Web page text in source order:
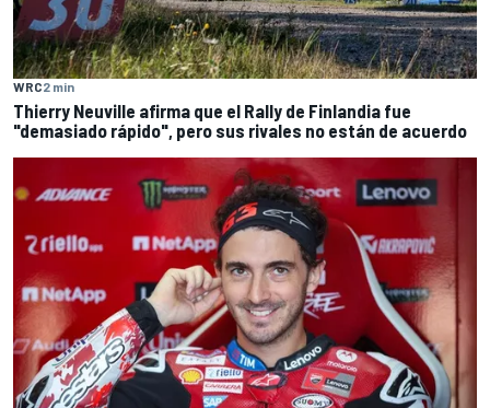
WRC2 min
Thierry Neuville afirma que el Rally de Finlandia fue
"demasiado rápido", pero sus rivales no están de acuerdo